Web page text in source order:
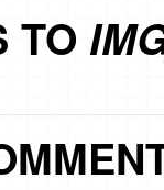
TO